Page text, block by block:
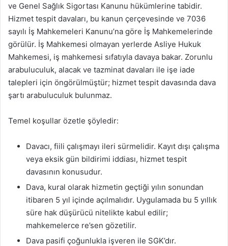
ve Genel Sağlık Sigortası Kanunu hükümlerine tabidir.
Hizmet tespit davaları, bu kanun çerçevesinde ve 7036
sayılı İş Mahkemeleri Kanunu’na göre İş Mahkemelerinde
görülür. İş Mahkemesi olmayan yerlerde Asliye Hukuk
Mahkemesi, iş mahkemesi sıfatıyla davaya bakar. Zorunlu
arabuluculuk, alacak ve tazminat davaları ile işe iade
talepleri için öngörülmüştür; hizmet tespit davasında dava
şartı arabuluculuk bulunmaz.
Temel koşullar özetle şöyledir:
Davacı, fiili çalışmayı ileri sürmelidir. Kayıt dışı çalışma
veya eksik gün bildirimi iddiası, hizmet tespit
davasının konusudur.
Dava, kural olarak hizmetin geçtiği yılın sonundan
itibaren 5 yıl içinde açılmalıdır. Uygulamada bu 5 yıllık
süre hak düşürücü nitelikte kabul edilir;
mahkemelerce re’sen gözetilir.
Dava pasifi çoğunlukla işveren ile SGK’dır.